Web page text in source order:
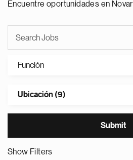
Encuentre oportunidades en
Función
Ubicación (9)
Show Filters